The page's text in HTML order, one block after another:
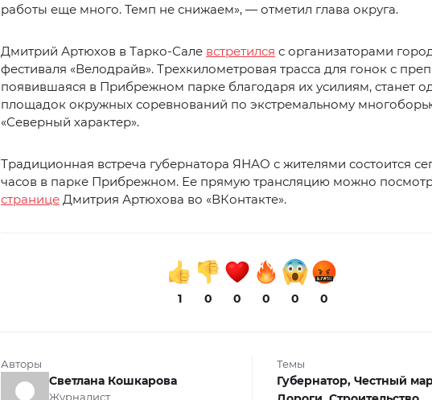
работы еще много. Темп не снижаем», — отметил глава округа.
Дмитрий Артюхов в Тарко-Сале встретился с организаторами
фестиваля «Велодрайв». Трехкилометровая трасса для гонок с
появившаяся в Прибрежном парке благодаря их усилиям, станет
площадок окружных соревнований по экстремальному
«Северный характер».
Традиционная встреча губернатора ЯНАО с жителями состоится
часов в парке Прибрежном. Ее прямую трансляцию можно
странице Дмитрия Артюхова во «ВКонтакте».
1 0 0 0 0 0
Авторы
Светлана Кошкарова
Журналист
Темы
Губернатор, Честный